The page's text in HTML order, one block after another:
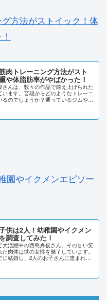
方法がストイック！体
肉トレーニング方法がスト
や体脂肪率がやばかった！
さんは、数々の作品で鍛え上げられた
います。普段からどのようなトレーニ
るのでしょうか？通っているジムや、
園やイクメンエピソー
供は2人！幼稚園やイクメン
調査してみた！
大活躍中の西島秀俊さん。その甘い笑
肉体は世の女性を魅了しています。
に結婚し、2人のお子さんに恵まれて